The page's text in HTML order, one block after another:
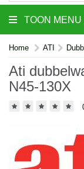
TOON MENU
Home ATI
Ati
N45-130X